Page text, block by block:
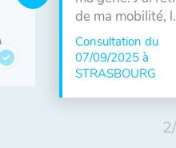
de ma mobilité,
Consultation du
07/09/2025 à
STRASBOURG
2/